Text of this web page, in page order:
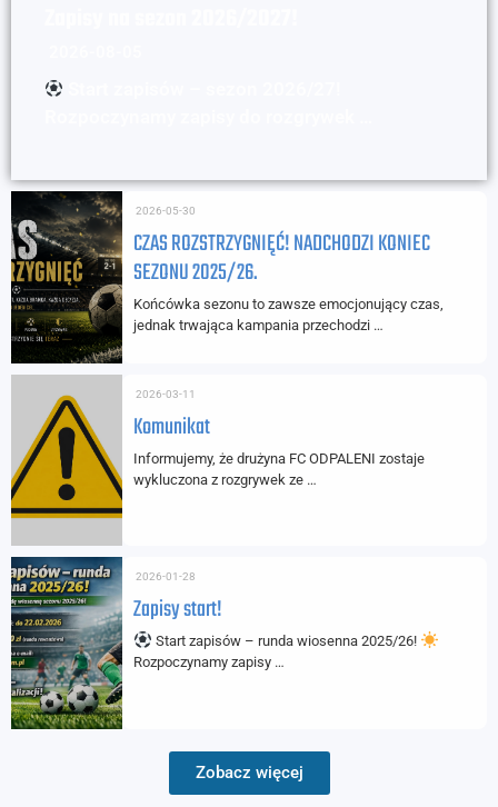
CZAS ROZSTRZYGNIĘĆ! NADCHODZI KONIEC
SEZONU 2025/26.
2026-05-30
Końcówka sezonu to zawsze emocjonujący czas,
jednak trwająca kampania przechodzi …
Komunikat
2026-03-11
Informujemy, że drużyna FC ODPALENI zostaje
wykluczona z rozgrywek ze …
Zapisy start!
2026-01-28
Start zapisów – runda wiosenna 2025/26!
Rozpoczynamy zapisy …
Zobacz więcej